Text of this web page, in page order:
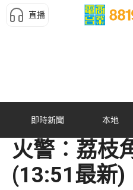
直播
即時新聞 本地
火警︰荔枝
(13:51最新)